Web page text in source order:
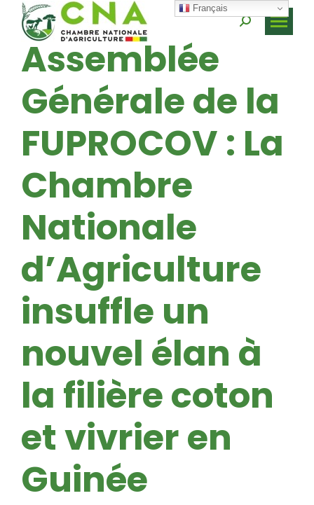
Recherche
Assemblée
Générale de la
FUPROCOV : La
Chambre
Nationale
d’Agriculture
insuffle un
nouvel élan à
la filière coton
et vivrier en
Guinée
Français